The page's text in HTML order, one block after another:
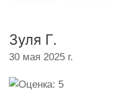
Зуля Г.
30 мая 2025 г.